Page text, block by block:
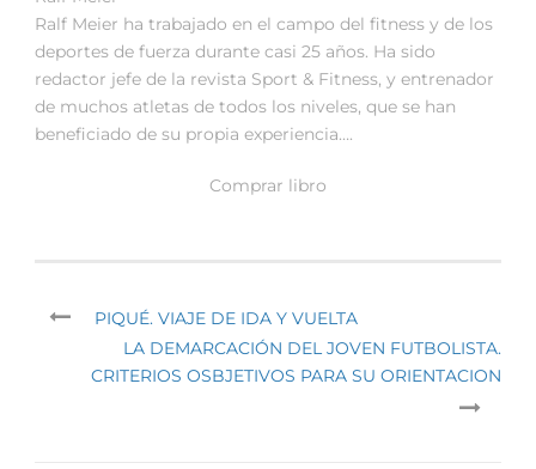
Ralf Meier ha trabajado en el campo del fitness y de los
deportes de fuerza durante casi 25 años. Ha sido
redactor jefe de la revista Sport & Fitness, y entrenador
de muchos atletas de todos los niveles, que se han
beneficiado de su propia experiencia….
Comprar libro
PIQUÉ. VIAJE DE IDA Y VUELTA
LA DEMARCACIÓN DEL JOVEN FUTBOLISTA.
CRITERIOS OSBJETIVOS PARA SU ORIENTACION